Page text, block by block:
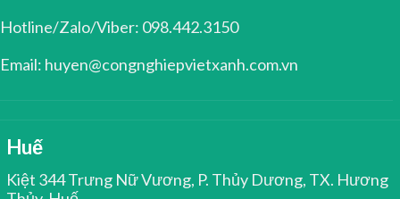
Hotline/Zalo/Viber: 098.442.3150
Email: huyen@congnghiepvietxanh.com.vn
Huế
Kiệt 344 Trưng Nữ Vương, P. Thủy Dương, TX. Hương